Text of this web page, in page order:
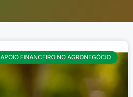
APOIO FINANCEIRO NO AGRONEGÓCIO